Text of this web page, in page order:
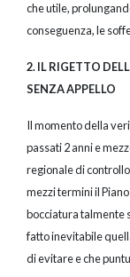
che utile,
conseguenza, le
2. IL RIGETTO
SENZA APPELLO
Il momento della
passati 2 anni e
regionale di
mezzi termini il
bocciatura talmente
fatto inevitabile
di evitare e che